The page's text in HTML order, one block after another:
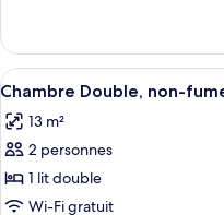
Chambre
Simple
Standard,
non-
fumeurs
le
type
de
Chambre
Simple
non-
fumeurs
Afficher
toutes
les
photos
pour
ce
3
Chambre Double, non-
13 m²
2 personnes
1 lit double
Wi-Fi gratuit